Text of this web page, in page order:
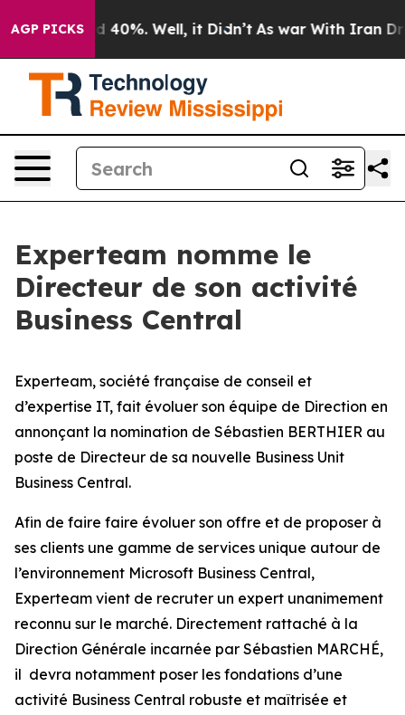
AGP PICKS
Around 40%. Well, it Didn’t As war With Iran
Experteam nomme le
Directeur de son activité
Business Central
Experteam, société française de conseil et
d’expertise IT, fait évoluer son équipe de Direction en
annonçant la nomination de Sébastien BERTHIER au
poste de Directeur de sa nouvelle Business Unit
Business Central.
Afin de faire faire évoluer son offre et de proposer à
ses clients une gamme de services unique autour de
l’environnement Microsoft Business Central,
Experteam vient de recruter un expert unanimement
reconnu sur le marché. Directement rattaché à la
Direction Générale incarnée par Sébastien MARCHÉ,
il devra notamment poser les fondations d’une
activité Business Central robuste et maîtrisée et